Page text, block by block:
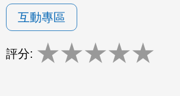
互動專區
評分: ★★★★★